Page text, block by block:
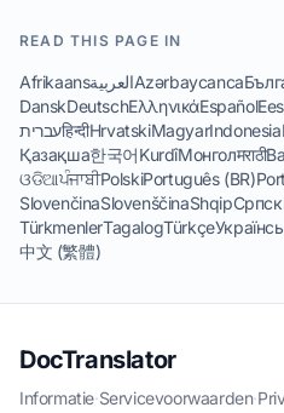
READ THIS PAGE IN
AfrikaansالعربيةAzərbaycanca
DanskDeutschΕλληνικάEspañol
עבריתहिन्दीHrvatskiMagyarIndonesia
Қазақша한국어KurdîМонголमराठी
ଓଡିଆਪੰਜਾਬੀPolskiPortuguês (BR)
SlovenčinaSlovenščinaShqip
TürkmenlerTagalogTürkçe
中文 (繁體)
DocTranslator
Informatie·Servicevoorwaarden·